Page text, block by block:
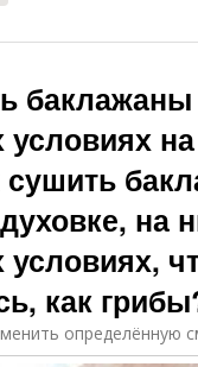
сушить
на
как
определённую